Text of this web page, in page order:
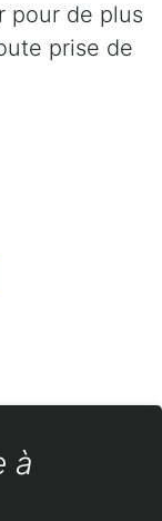
pour de plus
prise de
à